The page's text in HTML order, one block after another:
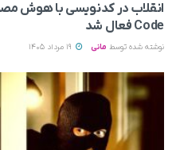
Code فعال شد
نوشته شده توسط مانی